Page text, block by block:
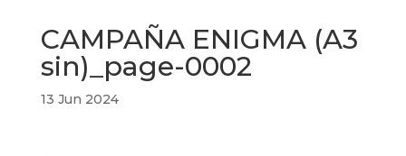
CAMPAÑA ENIGMA (A3
sin)_page-0002
13 Jun 2024